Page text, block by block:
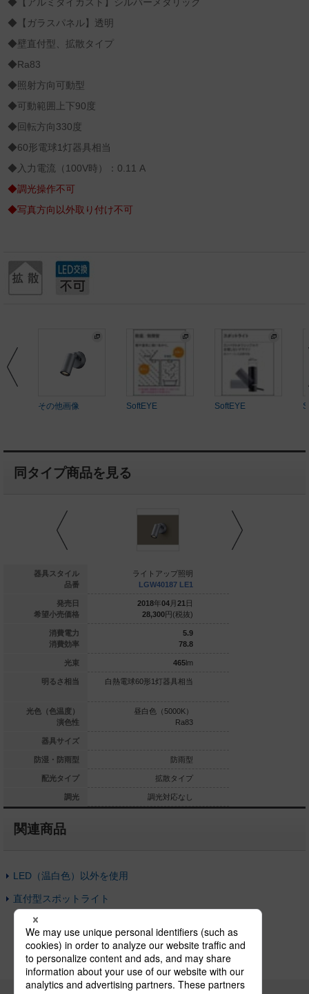
◆【アルミダイカスト】シルバーメタリック
◆【ガラスパネル】透明
◆壁直付型、拡散タイプ
◆Ra83
◆照射方向可動型
◆可動範囲上下90度
◆回転方向330度
◆60形電球1灯器具相当
◆入力電流（100V時）：0.11 A
◆調光操作不可
◆写真方向以外取り付け不可
その他画像 SoftEYE SoftEYE
同タイプ商品を見る
器具スタイル
品番
発売日
希望小売価格
消費電力
消費効率
光束
明るさ相当
光色（色温度）
演色性
器具サイズ
防湿・防雨型
配光タイプ
調光
トアップ照明
円(税抜)
11.8
74.5
形2灯器具相当
色（5000K）
220×156
防雨型
拡散タイプ
ライトアップ照明
LGW40187 LE1
2018年04 月 21 日
28,300円(税抜)
5.9
78.8
465lm
白熱電球60形1灯器具相当
昼白色（5000K）
Ra83
防雨型
拡散タイプ
調光対応なし
関連商品
LED（温白色）以外を使用
直付型スポットライト